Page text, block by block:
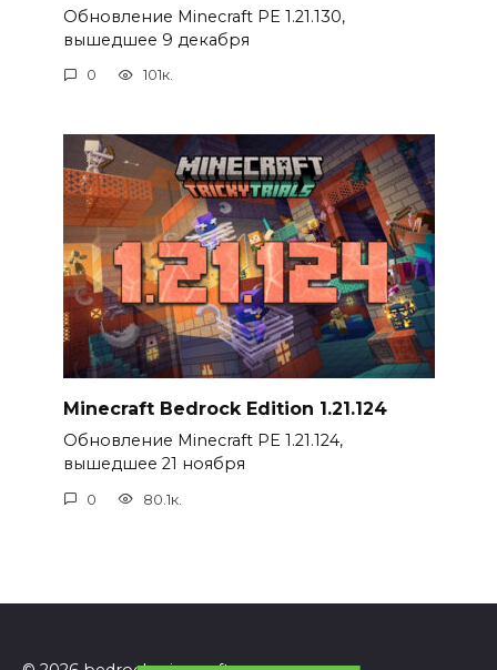
Обновление Minecraft PE 1.21.130,
вышедшее 9 декабря
0 101к.
Minecraft Bedrock Edition 1.21.124
Обновление Minecraft PE 1.21.124,
вышедшее 21 ноября
0 80.1к.